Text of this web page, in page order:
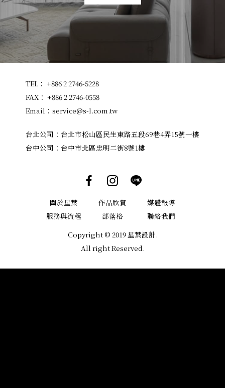
TEL： +886 2 2746-5228
FAX： +886 2 2746-0558
Email： service@s-l.com.tw
台北公司： 台北市松山區民生東路五段69巷4弄15號一樓
台中公司： 台中市北區忠明二街8號1樓
關於星葉 作品欣賞
媒體報導
服務與流程
部落格
聯絡我們
Copyright © 2019 星葉設計.
All right Reserved.